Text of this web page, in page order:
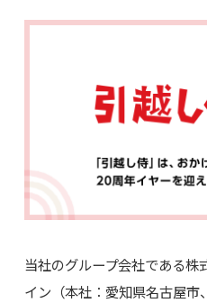
当社のグループ会社である
イン（本社：愛知県名古屋市